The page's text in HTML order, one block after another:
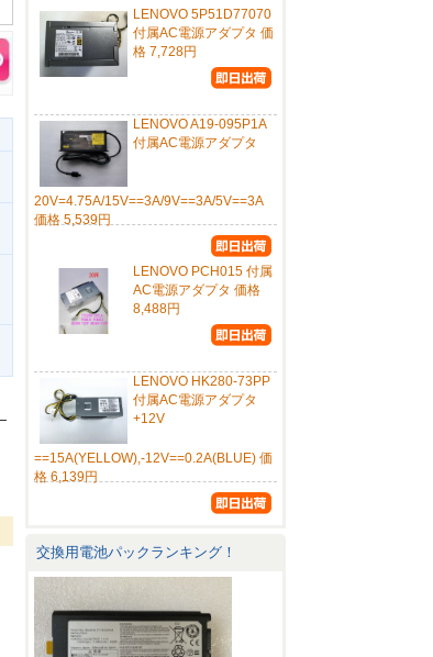
LENOVO 5P51D77070
付属AC電源アダプタ 価
格 7,728円
LENOVO A19-095P1A
付属AC電源アダプタ
20V=4.75A/15V==3A/9V==3A/5V==3A
価格 5,539円
LENOVO PCH015 付属
AC電源アダプタ 価格
8,488円
LENOVO HK280-73PP
付属AC電源アダプタ
+12V
==15A(YELLOW),-12V==0.2A(BLUE) 価
格 6,139円
交換用電池パックランキング！